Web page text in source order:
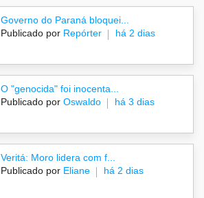
Governo do Paraná bloquei...
Publicado por Repórter há 2 dias
O "genocida" foi inocenta...
Publicado por Oswaldo há 3 dias
Veritá: Moro lidera com f...
Publicado por Eliane há 2 dias